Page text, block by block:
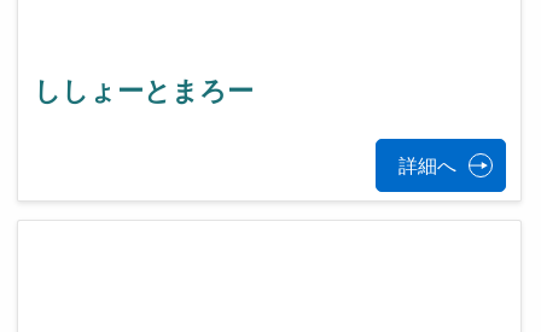
ししょーとまろー
詳細へ